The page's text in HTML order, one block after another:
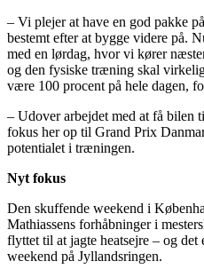
– Vi plejer at have en god pakke
bestemt efter at bygge videre på.
med en lørdag, hvor vi kører
og den fysiske træning skal
være 100 procent på hele dagen,
– Udover arbejdet med at få bilen
fokus her op til Grand Prix
potentialet i træningen.
Nyt fokus
Den skuffende weekend i
Mathiassens forhåbninger i
flyttet til at jagte heatsejre – og det
weekend på Jyllandsringen.